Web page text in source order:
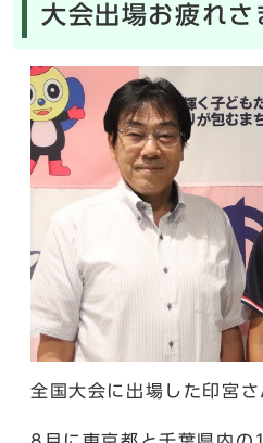
大会出場お疲れさ
全国大会に出場した印宮さ